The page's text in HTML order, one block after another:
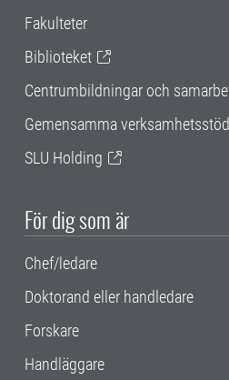
Fakulteter
Biblioteket
Centrumbildningar och
Gemensamma
SLU Holding
För dig som är
Chef/ledare
Doktorand eller handledare
Forskare
Handläggare